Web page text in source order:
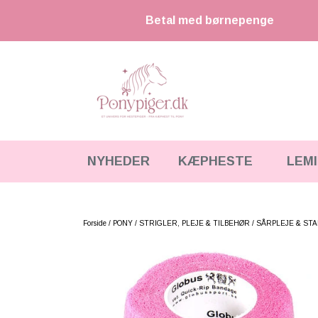
Betal med børnepenge
NYHEDER KÆPHESTE
STRIGLER & TILBEHØR
SPRING & FORHINDRINGER
LEMIEUX MINI TOY PONY & TILBEHØR
Forside PONY STRIGLER, PLEJE & TILBEHØR SÅRPLEJE &